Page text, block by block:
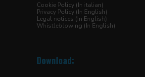
Cookie Policy (In italian)
Privacy Policy (In English)
Legal notices (In English)
Whistleblowing (In English)
Download: